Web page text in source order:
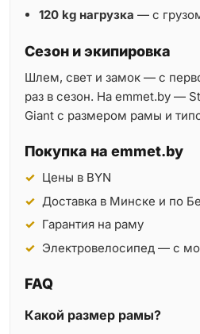
120 kg нагрузка — с
Сезон и экипировка
Шлем, свет и замок — с
раз в сезон. На emmet.by —
Giant с размером рамы и
Покупка на emmet.by
Цены в BYN
Доставка в Минске и по
Гарантия на раму
Электровелосипед — с
FAQ
Какой размер рамы?